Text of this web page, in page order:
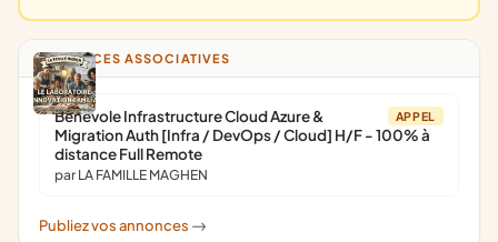
ANNONCES ASSOCIATIVES
APPEL
Bénévole Infrastructure Cloud Azure &
Migration Auth [Infra / DevOps / Cloud] H/F - 100% à
distance Full Remote
par LA FAMILLE MAGHEN
Publiez vos annonces ->